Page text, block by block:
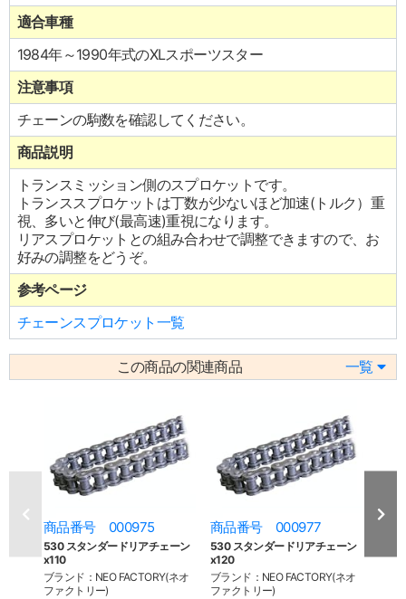
適合車種
1984年～1990年式のXLスポーツスター
注意事項
チェーンの駒数を確認してください。
商品説明
トランスミッション側のスプロケットです。
トランススプロケットは丁数が少ないほど加速(トルク）重
視、多いと伸び(最高速)重視になります。
リアスプロケットとの組み合わせで調整できますので、お
好みの調整をどうぞ。
参考ページ
チェーンスプロケット一覧
この商品の関連商品 一覧
商品番号 000975
530 スタンダードリアチェーン
x110
ブランド：NEO FACTORY(ネオ
ファクトリー)
商品番号 000977
530 スタンダードリアチェーン
x120
ブランド：NEO FACTORY(ネオ
ファクトリー)